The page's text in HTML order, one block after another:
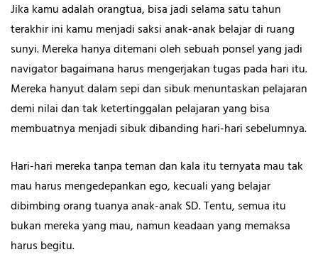
Jika kamu adalah orangtua, bisa jadi selama satu tahun
terakhir ini kamu menjadi saksi anak-anak belajar di ruang
sunyi. Mereka hanya ditemani oleh sebuah ponsel yang jadi
navigator bagaimana harus mengerjakan tugas pada hari itu.
Mereka hanyut dalam sepi dan sibuk menuntaskan pelajaran
demi nilai dan tak ketertinggalan pelajaran yang bisa
membuatnya menjadi sibuk dibanding hari-hari sebelumnya.
Hari-hari mereka tanpa teman dan kala itu ternyata mau tak
mau harus mengedepankan ego, kecuali yang belajar
dibimbing orang tuanya anak-anak SD. Tentu, semua itu
bukan mereka yang mau, namun keadaan yang memaksa
harus begitu.